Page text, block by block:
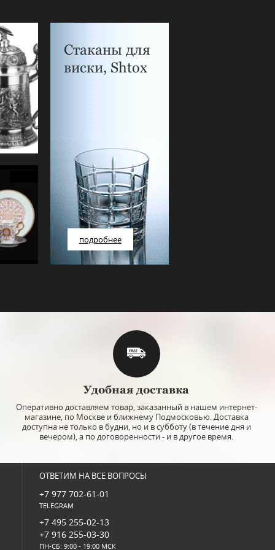
Стаканы для
виски, Shtox
подробнее
Удобная доставка
Оперативно доставляем товар, заказанный в нашем интернет-
магазине, по Москве и ближнему Подмосковью. Доставка
доступна не только в будни, но и в субботу (в течение дня и
вечером), а по договоренности - и в другое время.
ОТВЕТИМ НА ВСЕ ВОПРОСЫ
+7 977 702-61-01
TELEGRAM
+7 495 255-02-13
+7 916 255-03-30
ПН-СБ: 9:00 - 19:00 МСК